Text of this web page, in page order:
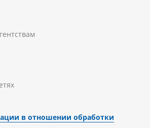
в отношении обработки